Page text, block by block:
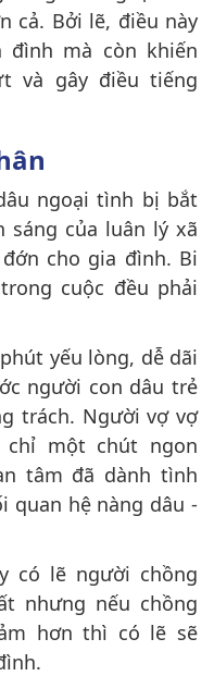
cả. Bởi lẽ, điều này
mà còn khiến
và gây điều tiếng
ngoại tình bị bắt
sáng của luân lý xã
cho gia đình. Bi
cuộc đều phải
yếu lòng, dễ dãi
người con dâu trẻ
trách. Người vợ vợ
một chút ngon
tâm đã dành tình
quan hệ nàng dâu -
có lẽ người chồng
nhưng nếu chồng
hơn thì có lẽ sẽ